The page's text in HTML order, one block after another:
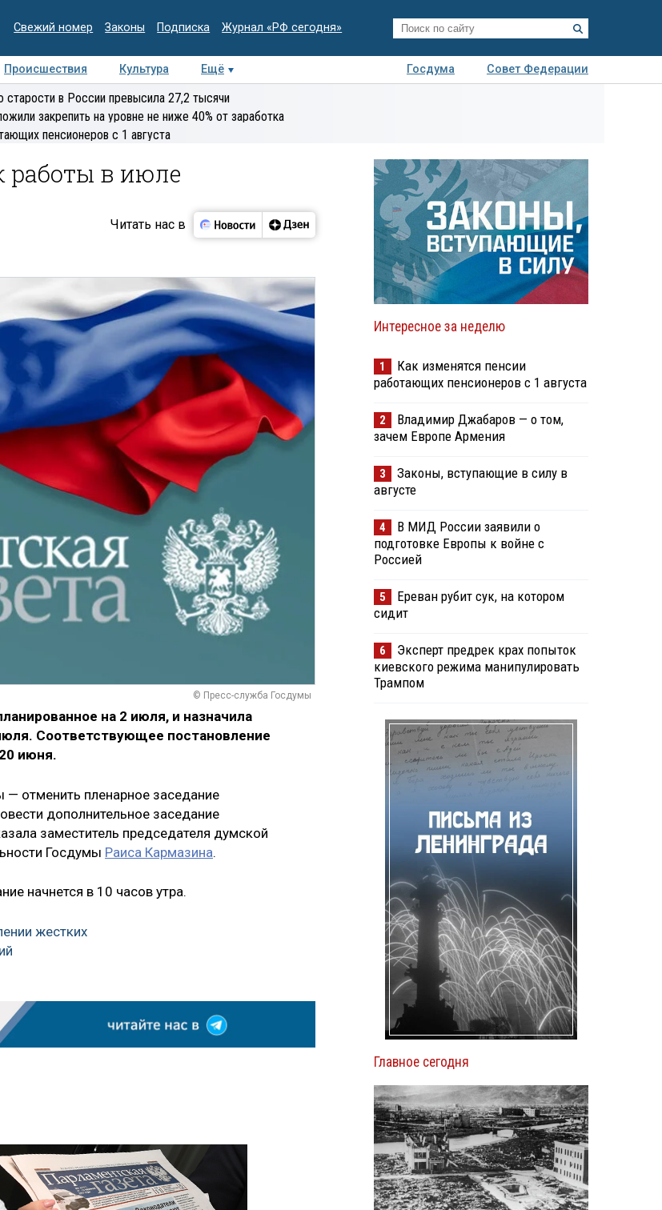
Свежий номер Законы Подписка Журнал «РФ сегодня»
Происшествия Культура Ещё Госдума
Совет Федерации
Интервью Колумнисты
экспертиза
в России превысила 27,2 тысячи
закрепить на уровне не ниже 40% от заработка
пенсионеров с 1 августа
работы в июле
Читать нас в
© Пресс-служба Госдумы
на 2 июля, и назначила
Соответствующее постановление
июня.
— отменить пленарное заседание
дополнительное заседание
заместитель председателя думской
Госдумы Раиса Кармазина.
начнется в 10 часов утра.
жестких
Интересное за неделю
1
Как изменятся пенсии
работающих пенсионеров с 1 августа
2
Владимир Джабаров — о том,
зачем Европе Армения
3
Законы, вступающие в силу в
августе
4
В МИД России заявили о
подготовке Европы к войне с
Россией
5
Ереван рубит сук, на котором
сидит
6
Эксперт предрек крах попыток
киевского режима манипулировать
Трампом
Главное сегодня